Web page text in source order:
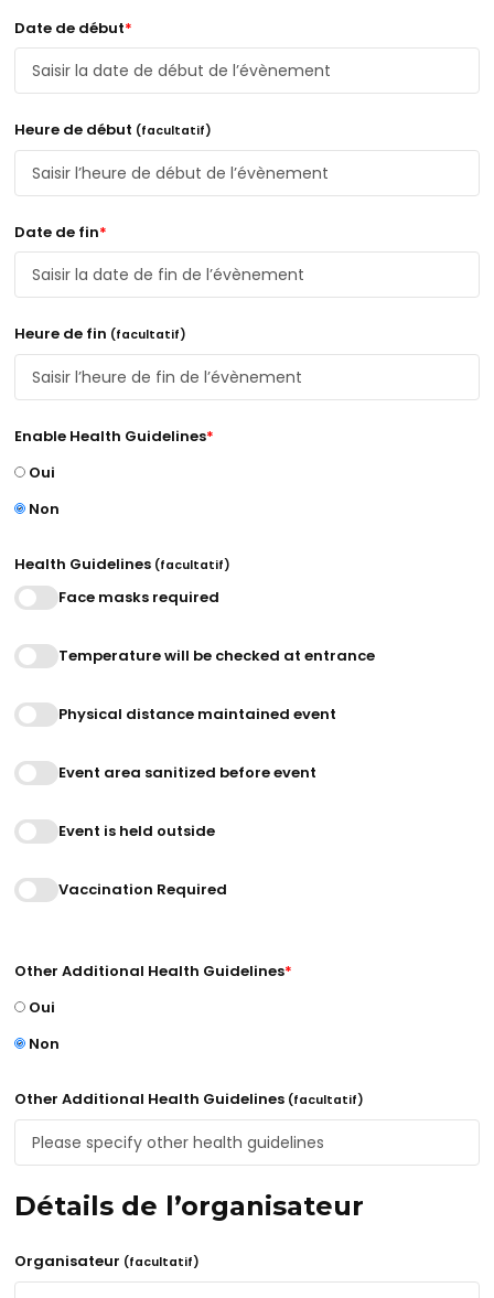
Date de début*
Heure de début (facultatif)
Date de fin*
Heure de fin (facultatif)
Enable Health Guidelines*
Oui
Non
Health Guidelines (facultatif)
Face masks required
Temperature will be checked at entrance
Physical distance maintained event
Event area sanitized before event
Event is held outside
Vaccination Required
Other Additional Health Guidelines*
Oui
Non
Other Additional Health Guidelines (facultatif)
Détails de l’organisateur
Organisateur (facultatif)